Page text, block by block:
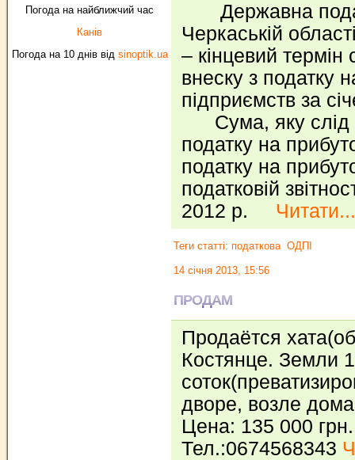
Погода на найближчий час
Канів
Погода на 10 днів від sinoptik.ua
Державна
Черкаській
– кінцевий термін
внеску з податку
підприємств за
Сума, яку слід
податку на
податку на
податковій
2012 р. Читати...
Теги статті: податкова ОДПІ
14 січня 2013, 15:56
ПРОДАМ
Продаётся
Костянце. Земли
дворе, возле
Цена: 135 000 грн.
Тел.:0674568343